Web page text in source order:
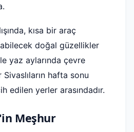
kısa bir araç
doğal güzellikler
yaz aylarında çevre
hafta sonu
edilen yerler arasındadır.
Meşhur